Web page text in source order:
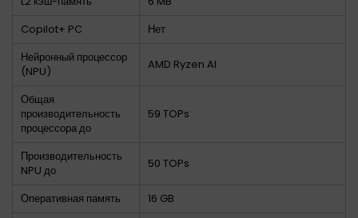
Copilot+ PC
Нет
Нейронный процессор
(NPU)
AMD Ryzen AI
Общая
производительность
процессора до
59 TOPs
Производительность
NPU до
50 TOPs
Оперативная память
16 GB